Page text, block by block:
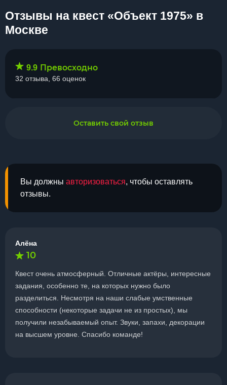
Отзывы на квест «Объект 1975» в
Москве
Вы должны авторизоваться, чтобы оставлять
отзывы.
Алёна
10
Квест очень атмосферный. Отличные актёры, интересные
задания, особенно те, на которых нужно было
разделиться. Несмотря на наши слабые умственные
способности (некоторые задачи не из простых), мы
получили незабываемый опыт. Звуки, запахи, декорации
на высшем уровне. Спасибо команде!
9.9 Превосходно
32 отзыва, 66 оценок
Оставить свой отзыв